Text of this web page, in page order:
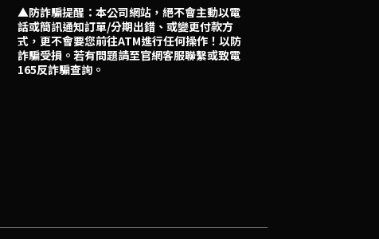
▲防詐騙提醒：本公司網站，絕不會主動以電
話或簡訊通知訂單/分期出錯、或變更付款方
式，更不會要您前往ATM進行任何操作！以防
詐騙受損。若有問題請至官網客服聯繫或致電
165反詐騙查詢。